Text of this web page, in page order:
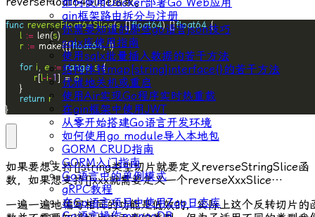
gin框架路由拆分与注册
你需要知道的那些go语言json技巧
sqlx库使用指南
使用sqlx批量插入数据的若干方法
结构体转map[string]interface{}的若干方法
优雅地关机或重启
使用Air实现Go程序实时热重载
在gin框架中使用JWT
从零开始搭建Go语言开发环境
如何使用go module导入本地包
GORM CRUD指南
GORM入门指南
Go语言中的单例模式
gRPC教程
在Go语言项目中使用Zap日志库
func reverseFloat64Slice(s []float64) []float64
l := len(s
r := make([]float64, l
for i , e := range s
r [l-i-1 ] = e
return r
}
如果要想支持[]string类型切片就要定义reverseStringSlice函
数，如果想支持[]xxx就需要定义一个reverseXxxSlice…
一遍一遍地编写相同的功能是低效的，实际上这个反转切片的